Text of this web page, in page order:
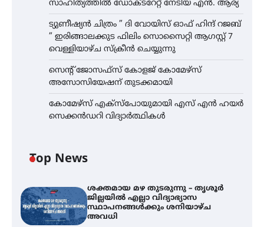
സാഹിത്യത്തിൽ ഡോക്ടറേറ്റ് നേടിയ എൻ. ആര്യ
ട്യുണീഷ്യൻ ചിത്രം ” ദി വോയിസ് ഓഫ് ഹിന്ദ് റജബ്
” ഇരിങ്ങാലക്കുട ഫിലിം സൊസൈറ്റി ആഗസ്റ്റ് 7
വെള്ളിയാഴ്ച സ്‌ക്രീൻ ചെയ്യുന്നു
സെന്റ് ജോസഫ്സ് കോളജ് കോമേഴ്‌സ്
അസോസിയേഷന് തുടക്കമായി
കോമേഴ്സ് എക്സ്പോയുമായി എസ് എൻ ഹയർ
സെക്കൻഡറി വിദ്യാർത്ഥികൾ
Top News
ശക്തമായ മഴ തുടരുന്നു – തൃശൂർ
ജില്ലയിൽ എല്ലാ വിദ്യാഭ്യാസ
സ്ഥാപനങ്ങൾക്കും ശനിയാഴ്ച
അവധി